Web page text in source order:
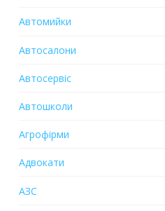
Автомийки
Автосалони
Автосервіс
Автошколи
Агрофірми
Адвокати
АЗС